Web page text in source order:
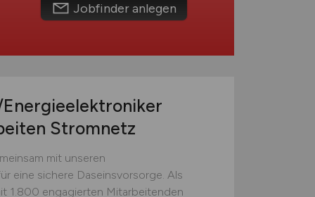
Jobfinder anlegen
Stromnetz
mit unseren
eine sichere Daseinsvorsorge. Als
1.800 engagierten Mitarbeitenden